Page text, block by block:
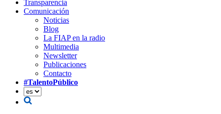
Transparencia
Comunicación
Noticias
Blog
La FIAP en la radio
Multimedia
Newsletter
Publicaciones
Contacto
#TalentoPúblico